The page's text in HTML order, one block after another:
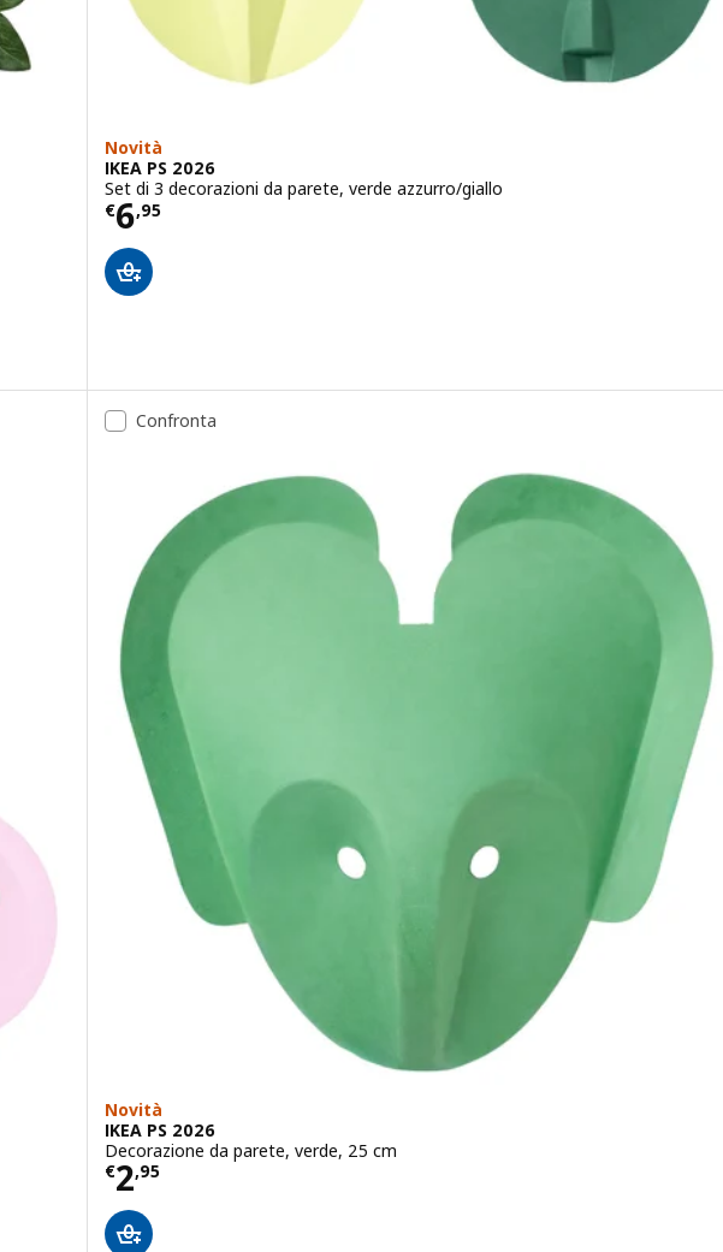
Novità
IKEA PS 2026
Set di 3 decorazioni da parete, verde azzurro/giallo
€6,95
Prezzo € 6,95
Confronta
Novità
IKEA PS 2026
Decorazione da parete, verde, 25 cm
€2,95
Prezzo € 2,95